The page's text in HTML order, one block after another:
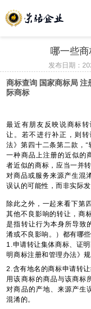
哪一些
发布日期：
商标查询 国家商标局
际商标
最近有朋友反映说商标
让。若不进行补正，则
法》第四十二条第二款，
一种商品上注册的近似的
者近似的商标，应当一并
对商品或服务来源产生混
误认的可能性，而非实际发
除此之外，一起来看下第
其他不良影响的转让，商
是指转让行为本身所导致
淆或不良影响。）都有哪些
1.申请转让集体商标、证
明商标注册和管理办法》
2.含有地名的商标申请转
用该商标的商品与该商标
对商品的产地、来源产生
混淆的。